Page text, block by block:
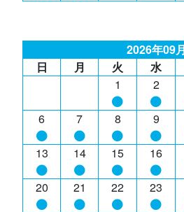
2026年09
日
月 火 水
1
2
6 7 8 9
13 14 15 16
20 21 22 23